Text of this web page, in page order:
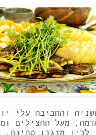
והחביבה עלי
מעל החצילים